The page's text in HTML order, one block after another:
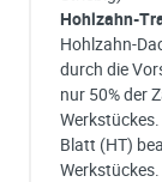
Hohlzahn-
Hohlzahn-
durch die
nur 50% der
Blatt (HT)
Werkstückes.